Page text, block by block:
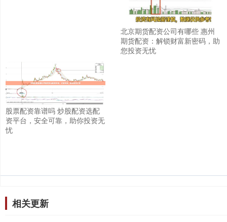
北京期货配资公司有哪些 惠州
期货配资：解锁财富新密码，助
您投资无忧
股票配资靠谱吗 炒股配资选配
资平台，安全可靠，助你投资无
忧
相关更新